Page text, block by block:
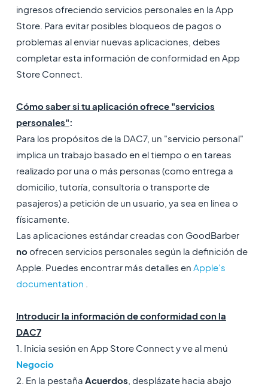
ingresos ofreciendo servicios personales en la App
Store. Para evitar posibles bloqueos de pagos o
problemas al enviar nuevas aplicaciones, debes
completar esta información de conformidad en App
Store Connect.
Cómo saber si tu aplicación ofrece "servicios
personales":
Para los propósitos de la DAC7, un "servicio personal"
implica un trabajo basado en el tiempo o en tareas
realizado por una o más personas (como entrega a
domicilio, tutoría, consultoría o transporte de
pasajeros) a petición de un usuario, ya sea en línea o
físicamente.
Las aplicaciones estándar creadas con GoodBarber
noofrecen servicios personales según la definición de
Apple. Puedes encontrar más detalles en Apple's
documentation
Introducir la información de conformidad con la
DAC7
1. Inicia sesión en App Store Connect y ve al menú
Negocio
2. En la pestaña Acuerdos , desplázate hacia abajo